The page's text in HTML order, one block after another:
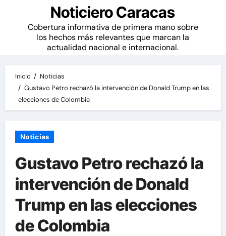
Noticiero Caracas
Cobertura informativa de primera mano sobre
los hechos más relevantes que marcan la
actualidad nacional e internacional.
Inicio
Noticias
Gustavo Petro rechazó la intervención de Donald Trump en las
elecciones de Colombia
Noticias
Gustavo Petro rechazó la
intervención de Donald
Trump en las elecciones
de Colombia